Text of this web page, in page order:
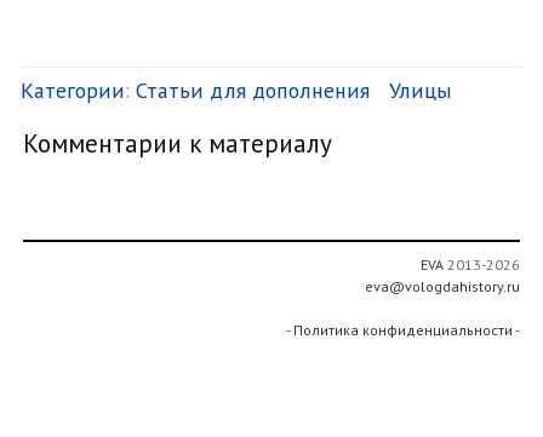
Категории:Статьи для дополнения Улицы
Комментарии к материалу
EVA 2013-2026
eva@vologdahistory.ru
- Политика конфиденциальности -